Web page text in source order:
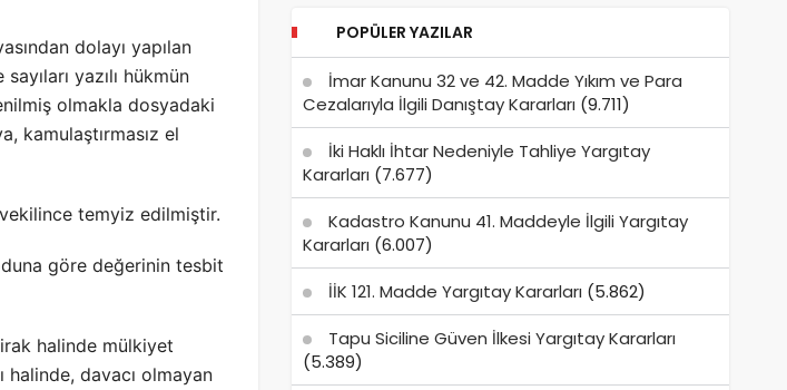
dolayı yapılan
yazılı hükmün
olmakla dosyadaki
kamulaştırmasız el
temyiz edilmiştir.
göre değerinin tesbit
halinde mülkiyet
halinde, davacı olmayan
POPÜLER YAZILAR
İmar Kanunu 32 ve 42. Madde Yıkım ve Para
Cezalarıyla İlgili Danıştay Kararları (9.711)
İki Haklı İhtar Nedeniyle Tahliye Yargıtay
Kararları (7.677)
Kadastro Kanunu 41. Maddeyle İlgili Yargıtay
Kararları (6.007)
İİK 121. Madde Yargıtay Kararları (5.862)
Tapu Siciline Güven İlkesi Yargıtay Kararları
(5.389)